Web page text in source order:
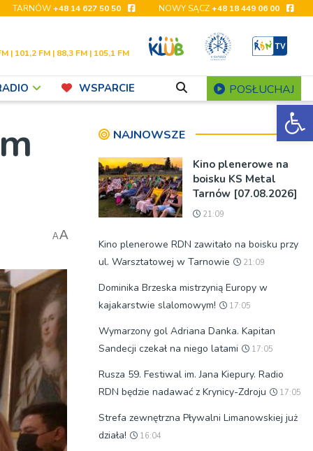
TARNÓW+48 14 627 50 50 NOWY SĄCZ+48 18 449 06 00
| 101,2 FM | 88,3 FM | 105,1 FM
WSPARCIE POSŁUCHAJ
AA
NAJNOWSZE
Kino plenerowe na
boisku KS Metal
Tarnów [07.08.2026]
21:09
Kino plenerowe RDN zawitało na boisku przy
ul. Warsztatowej w Tarnowie
21:09
Dominika Brzeska mistrzynią Europy w
kajakarstwie slalomowym!
17:05
Wymarzony gol Adriana Danka. Kapitan
Sandecji czekał na niego latami
17:05
Rusza 59. Festiwal im. Jana Kiepury. Radio
RDN będzie nadawać z Krynicy-Zdroju
17:05
Strefa zewnętrzna Pływalni Limanowskiej już
działa!
16:04